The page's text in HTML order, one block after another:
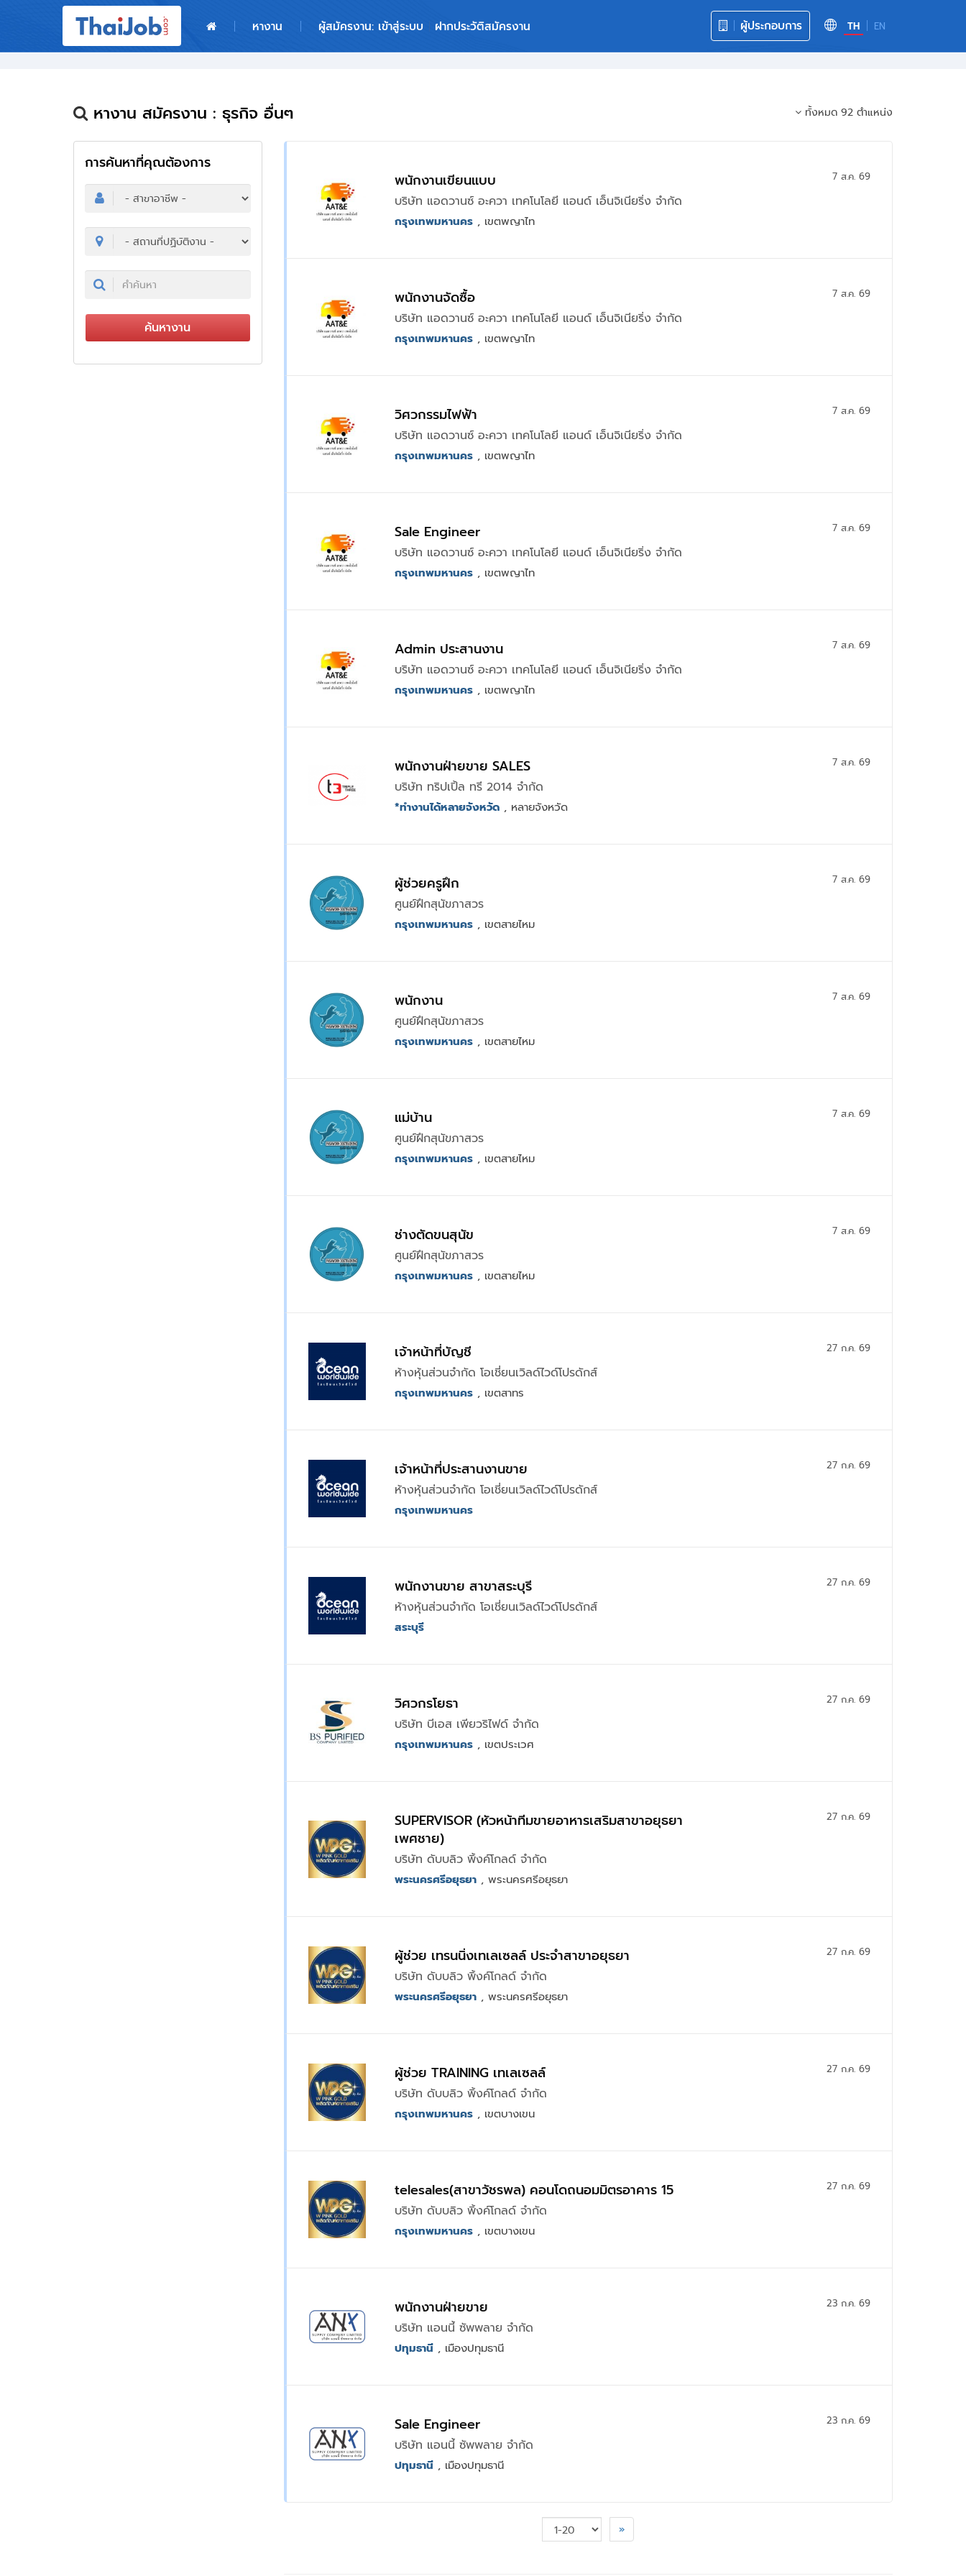
TH EN
ผู้ประกอบการ
หางาน ผู้สมัครงาน: เข้าสู่ระบบ ฝากประวัติสมัครงาน
ผู้สมัครงาน: เข้าสู่ระบบ
เกร็ดความรู้
สำหรับผู้ประกอบการ
หางาน สมัครงาน : ธุรกิจ อื่นๆ ทั้งหมด 92 ตำแหน่ง
การค้นหาที่คุณต้องการ
ค้นหางาน
พนักงานเขียนแบบ
บริษัท แอดวานซ์ อะควา เทคโนโลยี แอนด์ เอ็นจิเนียริ่ง จำกัด
7 ส.ค. 69
กรุงเทพมหานคร, เขตพญาไท
พนักงานจัดซื้อ
บริษัท แอดวานซ์ อะควา เทคโนโลยี แอนด์ เอ็นจิเนียริ่ง จำกัด
7 ส.ค. 69
กรุงเทพมหานคร, เขตพญาไท
วิศวกรรมไฟฟ้า
บริษัท แอดวานซ์ อะควา เทคโนโลยี แอนด์ เอ็นจิเนียริ่ง จำกัด
7 ส.ค. 69
กรุงเทพมหานคร, เขตพญาไท
Sale Engineer
บริษัท แอดวานซ์ อะควา เทคโนโลยี แอนด์ เอ็นจิเนียริ่ง จำกัด
7 ส.ค. 69
กรุงเทพมหานคร, เขตพญาไท
Admin ประสานงาน
บริษัท แอดวานซ์ อะควา เทคโนโลยี แอนด์ เอ็นจิเนียริ่ง จำกัด
7 ส.ค. 69
กรุงเทพมหานคร, เขตพญาไท
พนักงานฝ่ายขาย SALES
บริษัท ทริปเปิ้ล ทรี 2014 จำกัด
7 ส.ค. 69
*ทำงานได้หลายจังหวัด, หลายจังหวัด
ผู้ช่วยครูฝึก
ศูนย์ฝึกสุนัขภาสวร
7 ส.ค. 69
กรุงเทพมหานคร, เขตสายไหม
พนักงาน
ศูนย์ฝึกสุนัขภาสวร
7 ส.ค. 69
กรุงเทพมหานคร, เขตสายไหม
แม่บ้าน
ศูนย์ฝึกสุนัขภาสวร
7 ส.ค. 69
กรุงเทพมหานคร, เขตสายไหม
ช่างตัดขนสุนัข
ศูนย์ฝึกสุนัขภาสวร
7 ส.ค. 69
กรุงเทพมหานคร, เขตสายไหม
เจ้าหน้าที่บัญชี
ห้างหุ้นส่วนจำกัด โอเชี่ยนเวิลด์ไวด์โปรดักส์
27 ก.ค. 69
กรุงเทพมหานคร, เขตสาทร
เจ้าหน้าที่ประสานงานขาย
ห้างหุ้นส่วนจำกัด โอเชี่ยนเวิลด์ไวด์โปรดักส์
27 ก.ค. 69
กรุงเทพมหานคร
พนักงานขาย สาขาสระบุรี
ห้างหุ้นส่วนจำกัด โอเชี่ยนเวิลด์ไวด์โปรดักส์
27 ก.ค. 69
สระบุรี
วิศวกรโยธา
บริษัท บีเอส เพียวริไฟด์ จำกัด
27 ก.ค. 69
กรุงเทพมหานคร, เขตประเวศ
SUPERVISOR (หัวหน้าทีมขายอาหารเสริมสาขาอยุธยา
เพศชาย)
บริษัท ดับบลิว พิ้งค์โกลด์ จำกัด
27 ก.ค. 69
พระนครศรีอยุธยา, พระนครศรีอยุธยา
ผู้ช่วย เทรนนิ่งเทเลเซลล์ ประจำสาขาอยุธยา
บริษัท ดับบลิว พิ้งค์โกลด์ จำกัด
27 ก.ค. 69
พระนครศรีอยุธยา, พระนครศรีอยุธยา
ผู้ช่วย TRAINING เทเลเซลล์
บริษัท ดับบลิว พิ้งค์โกลด์ จำกัด
27 ก.ค. 69
กรุงเทพมหานคร, เขตบางเขน
telesales(สาขาวัชรพล) คอนโดถนอมมิตรอาคาร 15
บริษัท ดับบลิว พิ้งค์โกลด์ จำกัด
27 ก.ค. 69
กรุงเทพมหานคร, เขตบางเขน
พนักงานฝ่ายขาย
บริษัท แอนนี้ ซัพพลาย จำกัด
23 ก.ค. 69
ปทุมธานี, เมืองปทุมธานี
Sale Engineer
บริษัท แอนนี้ ซัพพลาย จำกัด
23 ก.ค. 69
ปทุมธานี, เมืองปทุมธานี
»